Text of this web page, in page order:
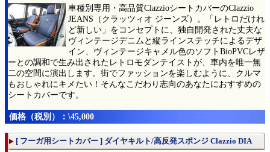
車種別専用・高品質ClazzioシートカバーのClazzio
JEANS（クラッツィオ ジーンズ）。「レトロだけれ
ど新しい」をコンセプトに、独自開発された丈夫な
ヴィンテージデニムと縦ラインステッチによるデザ
イン、ヴィンテージキャメル色のソフトBioPVCレザ
ーとの調和で生み出されたレトロモダンテイストが、車内を唯一無
二の空間に演出します。街でファッションを楽しむように、クルマ
もおしゃれにキメたい！そんなこだわり志向のあなたにおすすめの
シートカバーです。
価格（税別）：\45,000
[ フーガ用シートカバー ] ダイヤキルト/高反発スポンジ Clazzio DIA